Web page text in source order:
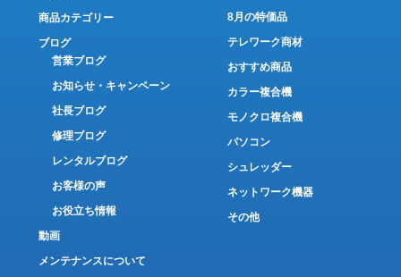
商品カテゴリー
ブログ
営業ブログ
お知らせ・キャンペーン
社長ブログ
修理ブログ
レンタルブログ
お客様の声
お役立ち情報
動画
メンテナンスについて
8月の特価品
テレワーク商材
おすすめ商品
カラー複合機
モノクロ複合機
パソコン
シュレッダー
ネットワーク機器
その他